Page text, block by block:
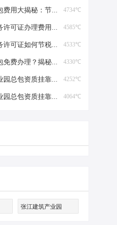
4734℃
与股权布局艺术上海建筑分包有什么费用
4585℃
有妙招！上海建筑劳务许可证办理费用是多少
4533℃
税上海建筑劳务许可证如何节税
4330℃
税高招！上海建筑总包免费办理吗？
4252℃
那些事儿天津建筑产业园总包资质挂靠
4064℃
那些事儿天津建筑产业园总包资质挂靠
张江建筑产业园